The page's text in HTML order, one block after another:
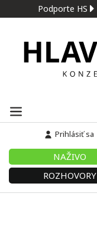
Podporte HS
Prihlásiť sa
NAŽIVO
ROZHOVORY